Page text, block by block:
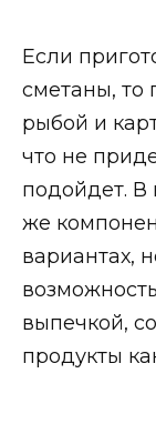
Если
сметаны, то
рыбой и
что не
подойдет. В
же
вариантах,
выпечкой,
продукты